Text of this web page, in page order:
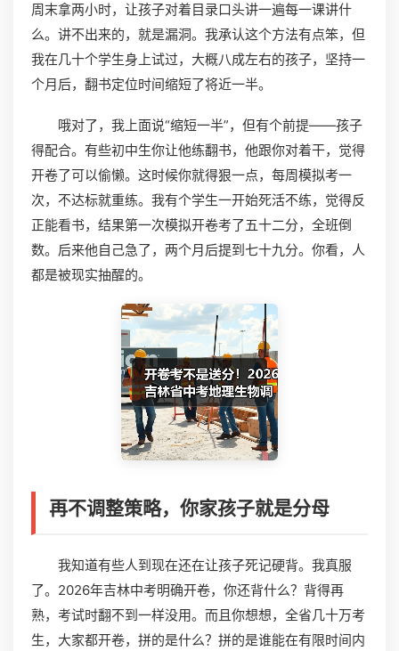
周末拿两小时，让孩子对着目录口头讲一遍每一课讲什
么。讲不出来的，就是漏洞。我承认这个方法有点笨，但
我在几十个学生身上试过，大概八成左右的孩子，坚持一
个月后，翻书定位时间缩短了将近一半。
哦对了，我上面说“缩短一半”，但有个前提——孩子
得配合。有些初中生你让他练翻书，他跟你对着干，觉得
开卷了可以偷懒。这时候你就得狠一点，每周模拟考一
次，不达标就重练。我有个学生一开始死活不练，觉得反
正能看书，结果第一次模拟开卷考了五十二分，全班倒
数。后来他自己急了，两个月后提到七十九分。你看，人
都是被现实抽醒的。
再不调整策略，你家孩子就是分母
我知道有些人到现在还在让孩子死记硬背。我真服
了。2026年吉林中考明确开卷，你还背什么？背得再
熟，考试时翻不到一样没用。而且你想想，全省几十万考
生，大家都开卷，拼的是什么？拼的是谁能在有限时间内